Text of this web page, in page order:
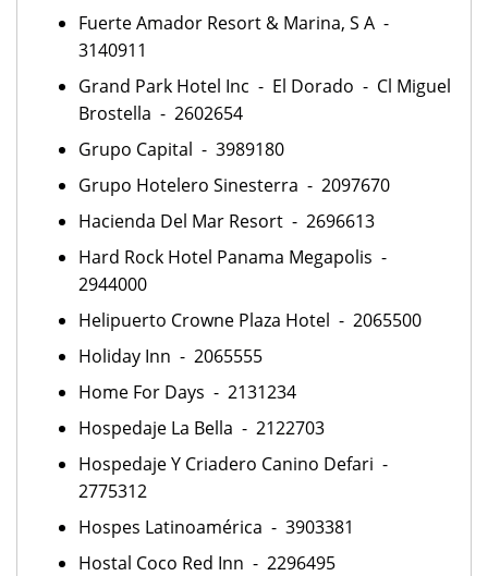
Fuerte Amador Resort & Marina, S A -
3140911
Grand Park Hotel Inc - El Dorado - Cl Miguel
Brostella - 2602654
Grupo Capital - 3989180
Grupo Hotelero Sinesterra - 2097670
Hacienda Del Mar Resort - 2696613
Hard Rock Hotel Panama Megapolis -
2944000
Helipuerto Crowne Plaza Hotel - 2065500
Holiday Inn - 2065555
Home For Days - 2131234
Hospedaje La Bella - 2122703
Hospedaje Y Criadero Canino Defari -
2775312
Hospes Latinoamérica - 3903381
Hostal Coco Red Inn - 2296495